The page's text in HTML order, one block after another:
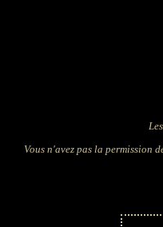
Vous n'avez pas la permission